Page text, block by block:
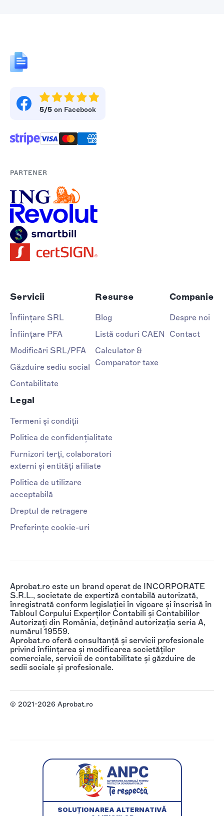
5/5 on Facebook
PARTENER
Servicii
Înființare SRL
Înființare PFA
Modificări SRL/PFA
Găzduire sediu social
Contabilitate
Resurse
Blog
Listă coduri CAEN
Calculator &
Comparator taxe
Companie
Despre noi
Contact
Legal
Termeni și condiții
Politica de confidențialitate
Furnizori terți, colaboratori
externi și entități afiliate
Politica de utilizare
acceptabilă
Dreptul de retragere
Preferințe cookie-uri
Aprobat.ro este un brand operat de INCORPORATE
S.R.L., societate de expertiză contabilă autorizată,
înregistrată conform legislației în vigoare și înscrisă în
Tabloul Corpului Experților Contabili și Contabililor
Autorizați din România, deținând autorizația seria A,
numărul 19559.
Aprobat.ro oferă consultanță și servicii profesionale
privind înființarea și modificarea societăților
comerciale, servicii de contabilitate și găzduire de
sedii sociale și profesionale.
© 2021-2026 Aprobat.ro
SOLUȚIONAREA ALTERNATIVĂ